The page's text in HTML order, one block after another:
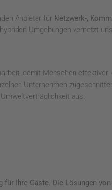
Anbieter für Netzwerk-,
Umgebungen vernetzt
damit Menschen effektiver
Unternehmen
aus.
für Ihre Gäste. Die Lösungen